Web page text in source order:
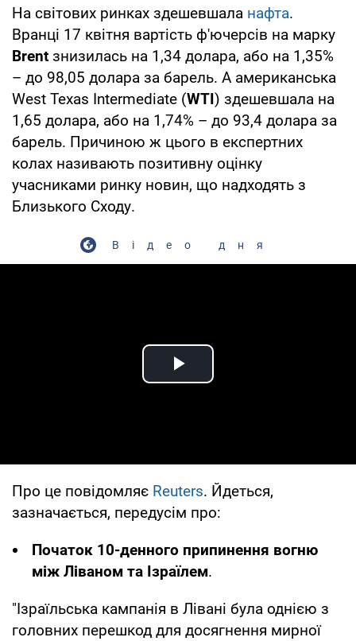
На світових ринках здешевшала нафта.
Вранці 17 квітня вартість ф'ючерсів на марку
Brent знизилась на 1,34 долара, або на 1,35%
– до 98,05 долара за барель. А американська
West Texas Intermediate (WTI) здешевшала на
1,65 долара, або на 1,74% – до 93,4 долара за
барель. Причиною ж цього в експертних
колах називають позитивну оцінку
учасниками ринку новин, що надходять з
Близького Сходу.
Відео дня
Play Video
Про це повідомляє Reuters. Йдеться,
зазначається, передусім про:
Початок 10-денного припинення вогню
між Ліваном та Ізраїлем.
"Ізраїльська кампанія в Лівані була однією з
головних перешкод для досягнення мирної